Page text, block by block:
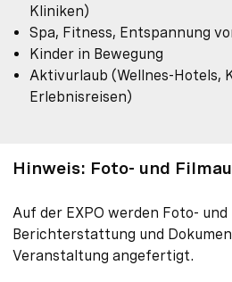
Kliniken)
Spa, Fitness, Entspannung
Kinder in Bewegung
Aktivurlaub (Wellnes-Hotels,
Erlebnisreisen)
Hinweis: Foto- und
Auf der EXPO werden Foto-
Berichterstattung und
Veranstaltung angefertigt.